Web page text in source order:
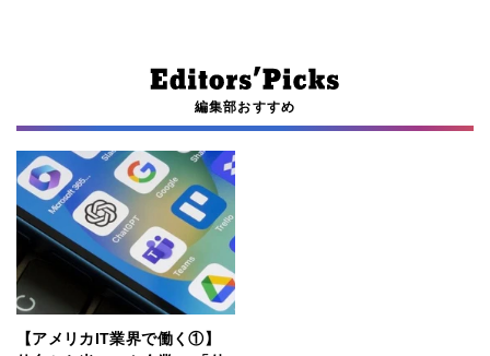
編集部おすすめ
【アメリカIT業界で働く①】